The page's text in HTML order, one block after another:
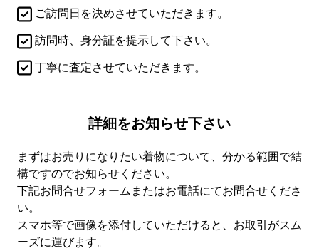
ご訪問日を決めさせていただきます。
訪問時、身分証を提示して下さい。
丁寧に査定させていただきます。
詳細をお知らせ下さい
まずはお売りになりたい着物について、分かる範囲で結
構ですのでお知らせください。
下記お問合せフォームまたはお電話にてお問合せくださ
い。
スマホ等で画像を添付していただけると、お取引がスム
ーズに運びます。